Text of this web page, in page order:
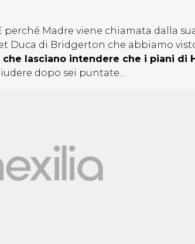
Madre viene chiamata dalla
Duca di Bridgerton che abbiamo
lasciano intendere che i piani di
dopo sei puntate…